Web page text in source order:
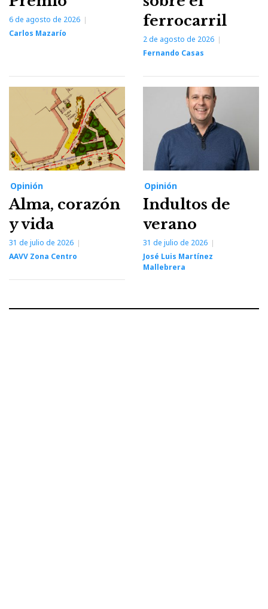
6 de agosto de 2026
Carlos Mazarío
ferrocarril
2 de agosto de 2026
Fernando Casas
Opinión
Alma, corazón
y vida
31 de julio de 2026
AAVV Zona Centro
Opinión
Indultos de
verano
31 de julio de 2026
José Luis Martínez
Mallebrera